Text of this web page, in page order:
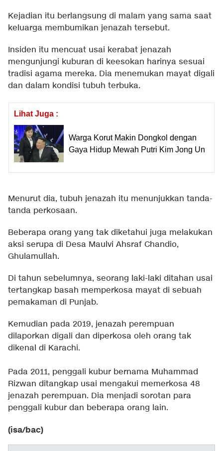
Kejadian itu berlangsung di malam yang sama saat
keluarga membumikan jenazah tersebut.
Insiden itu mencuat usai kerabat jenazah
mengunjungi kuburan di keesokan harinya sesuai
tradisi agama mereka. Dia menemukan mayat digali
dan dalam kondisi tubuh terbuka.
Lihat Juga :
Warga Korut Makin Dongkol dengan
Gaya Hidup Mewah Putri Kim Jong Un
Menurut dia, tubuh jenazah itu menunjukkan tanda-
tanda perkosaan.
Beberapa orang yang tak diketahui juga melakukan
aksi serupa di Desa Maulvi Ahsraf Chandio,
Ghulamullah.
Di tahun sebelumnya, seorang laki-laki ditahan usai
tertangkap basah memperkosa mayat di sebuah
pemakaman di Punjab.
Kemudian pada 2019, jenazah perempuan
dilaporkan digali dan diperkosa oleh orang tak
dikenal di Karachi.
Pada 2011, penggali kubur bernama Muhammad
Rizwan ditangkap usai mengakui memerkosa 48
jenazah perempuan. Dia menjadi sorotan para
penggali kubur dan beberapa orang lain.
(isa/bac)